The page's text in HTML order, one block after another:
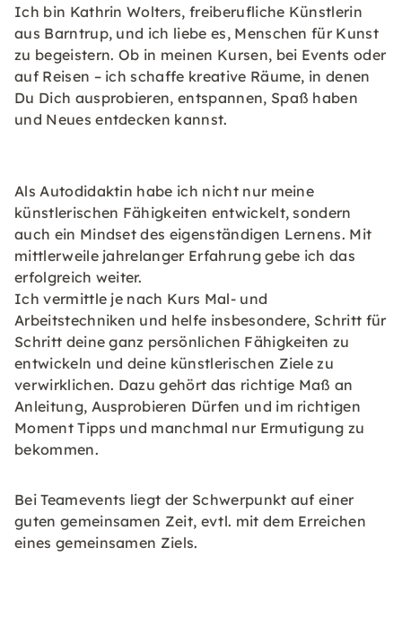
Ich bin Kathrin Wolters, freiberufliche Künstlerin
aus Barntrup, und ich liebe es, Menschen für Kunst
zu begeistern. Ob in meinen Kursen, bei Events oder
auf Reisen – ich schaffe kreative Räume, in denen
Du Dich ausprobieren, entspannen, Spaß haben
und Neues entdecken kannst.
Als Autodidaktin habe ich nicht nur meine
künstlerischen Fähigkeiten entwickelt, sondern
auch ein Mindset des eigenständigen Lernens. Mit
mittlerweile jahrelanger Erfahrung gebe ich das
erfolgreich weiter.
Ich vermittle je nach Kurs Mal- und
Arbeitstechniken und helfe insbesondere, Schritt für
Schritt deine ganz persönlichen Fähigkeiten zu
entwickeln und deine künstlerischen Ziele zu
verwirklichen. Dazu gehört das richtige Maß an
Anleitung, Ausprobieren Dürfen und im richtigen
Moment Tipps und manchmal nur Ermutigung zu
bekommen.
Bei Teamevents liegt der Schwerpunkt auf einer
guten gemeinsamen Zeit, evtl. mit dem Erreichen
eines gemeinsamen Ziels.